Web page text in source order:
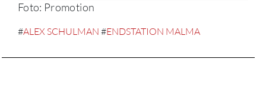
Foto: Promotion
#ALEX SCHULMAN #ENDSTATION MALMA